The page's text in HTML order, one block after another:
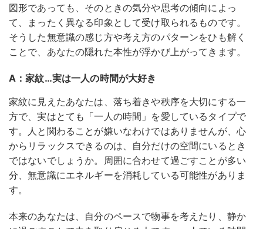
図形であっても、そのときの気分や思考の傾向によっ
て、まったく異なる印象として受け取られるものです。
そうした無意識の感じ方や考え方のパターンをひも解く
ことで、あなたの隠れた本性が浮かび上がってきます。
A：家紋…実は一人の時間が大好き
家紋に見えたあなたは、落ち着きや秩序を大切にする一
方で、実はとても「一人の時間」を愛しているタイプで
す。人と関わることが嫌いなわけではありませんが、心
からリラックスできるのは、自分だけの空間にいるとき
ではないでしょうか。周囲に合わせて過ごすことが多い
分、無意識にエネルギーを消耗している可能性がありま
す。
本来のあなたは、自分のペースで物事を考えたり、静か